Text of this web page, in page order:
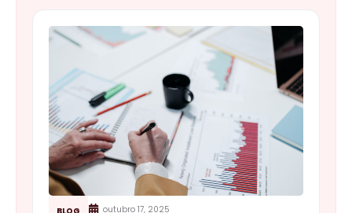
outubro 17, 2025